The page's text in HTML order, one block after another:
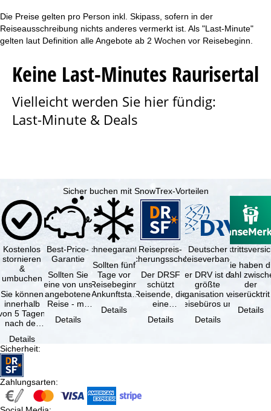
Die Preise gelten pro Person inkl. Skipass, sofern in der
Reiseausschreibung nichts anderes vermerkt ist. Als "Last-Minute"
gelten laut Definition alle Angebote ab 2 Wochen vor Reisebeginn.
Keine Last-Minutes Raurisertal
Vielleicht werden Sie hier fündig:
Last-Minute & Deals
Sicher buchen mit SnowTrex-Vorteilen
Kostenlos
stornieren
&
umbuchen
Sie können
innerhalb
5 Tagen
nach der
kostenfrei
…
Details
Best-Price-
Garantie
Sollten Sie
eine von uns
angebotene
Reise - mit
Leistung und
Details
Schneegarantie
Sollten fünf
Tage vor
Reisebeginn
(Ankunftstag)
Schneemangel
Details
Reisepreis-
Sicherungsschein
Der DRSF
schützt
Reisende, die
eine
oder
Details
Deutscher
Reiseverband
Der DRV ist die
größte
Organisation von
Reisebüros und
Reiseveranstaltern
in …
Details
Sie haben
Wahl
der
(inklusive
Details
Sicherheit:
Zahlungsarten: